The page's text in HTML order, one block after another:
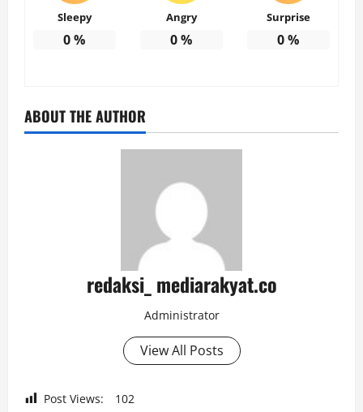
Sleepy
0%
Angry
0%
Surprise
0%
ABOUT THE AUTHOR
redaksi_ mediarakyat.co
Administrator
View All Posts
Post Views: 102